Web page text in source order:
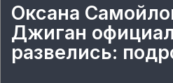
Оксана
Джиган
развелись: